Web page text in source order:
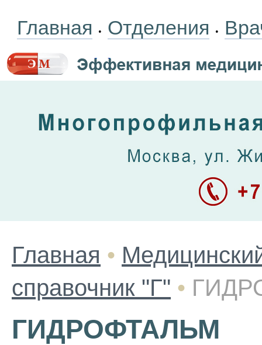
Главная • Отделения •
Главная •
справочник "Г" •
ГИДРОФТАЛЬМ